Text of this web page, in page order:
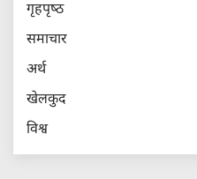
गृहपृष्‍ठ
समाचार
अर्थ
खेलकुद
विश्व